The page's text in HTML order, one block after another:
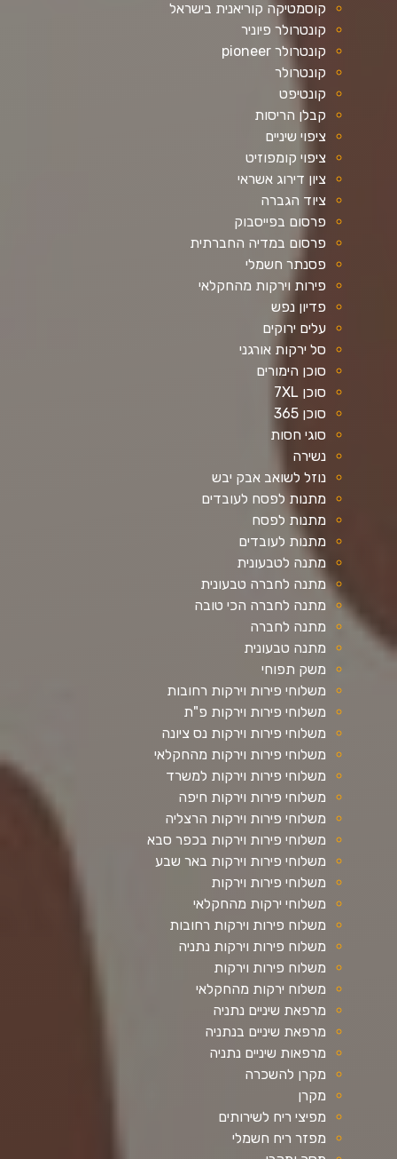
קוסמטיקה קוריאנית בישראל
קונטרולר פיוניר
קונטרולר pioneer
קונטרולר
קונטיפט
קבלן הריסות
ציפוי שיניים
ציפוי קומפוזיט
ציון דירוג אשראי
ציוד הגברה
פרסום בפייסבוק
פרסום במדיה החברתית
פסנתר חשמלי
פירות וירקות מהחקלאי
פדיון נפש
עלים ירוקים
סל ירקות אורגני
סוכן הימורים
סוכן 7XL
סוכן 365
סוגי חסות
נשירה
נוזל לשואב אבק יבש
מתנות לפסח לעובדים
מתנות לפסח
מתנות לעובדים
מתנה לטבעונית
מתנה לחברה טבעונית
מתנה לחברה הכי טובה
מתנה לחברה
מתנה טבעונית
משק תפוחי
משלוחי פירות וירקות רחובות
משלוחי פירות וירקות פ"ת
משלוחי פירות וירקות נס ציונה
משלוחי פירות וירקות מהחקלאי
משלוחי פירות וירקות למשרד
משלוחי פירות וירקות חיפה
משלוחי פירות וירקות הרצליה
משלוחי פירות וירקות בכפר סבא
משלוחי פירות וירקות באר שבע
משלוחי פירות וירקות
משלוחי ירקות מהחקלאי
משלוח פירות וירקות רחובות
משלוח פירות וירקות נתניה
משלוח פירות וירקות
משלוח ירקות מהחקלאי
מרפאת שיניים נתניה
מרפאת שיניים בנתניה
מרפאות שיניים נתניה
מקרן להשכרה
מקרן
מפיצי ריח לשירותים
מפזר ריח חשמלי